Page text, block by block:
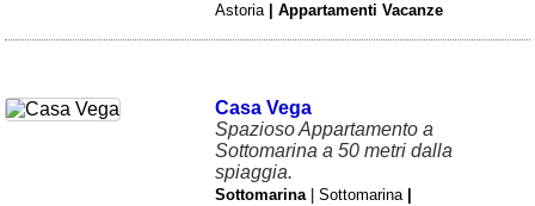
Astoria| Appartamenti Vacanze
Casa Vega
Spazioso Appartamento a
Sottomarina a 50 metri dalla
spiaggia.
Sottomarina | Sottomarina|